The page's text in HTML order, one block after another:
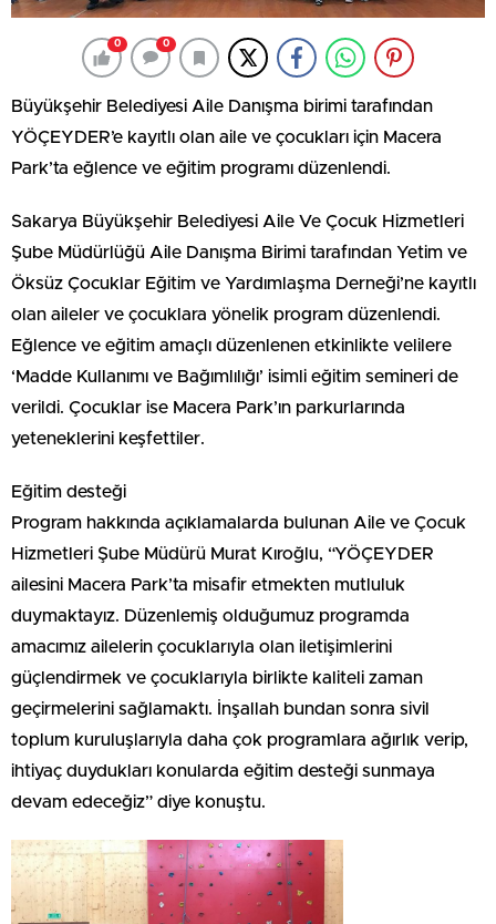
0 0
Büyükşehir Belediyesi Aile Danışma birimi tarafından
YÖÇEYDER’e kayıtlı olan aile ve çocukları için Macera
Park’ta eğlence ve eğitim programı düzenlendi.
Sakarya Büyükşehir Belediyesi Aile Ve Çocuk Hizmetleri
Şube Müdürlüğü Aile Danışma Birimi tarafından Yetim ve
Öksüz Çocuklar Eğitim ve Yardımlaşma Derneği’ne kayıtlı
olan aileler ve çocuklara yönelik program düzenlendi.
Eğlence ve eğitim amaçlı düzenlenen etkinlikte velilere
‘Madde Kullanımı ve Bağımlılığı’ isimli eğitim semineri de
verildi. Çocuklar ise Macera Park’ın parkurlarında
yeteneklerini keşfettiler.
Eğitim desteği
Program hakkında açıklamalarda bulunan Aile ve Çocuk
Hizmetleri Şube Müdürü Murat Kıroğlu, “YÖÇEYDER
ailesini Macera Park’ta misafir etmekten mutluluk
duymaktayız. Düzenlemiş olduğumuz programda
amacımız ailelerin çocuklarıyla olan iletişimlerini
güçlendirmek ve çocuklarıyla birlikte kaliteli zaman
geçirmelerini sağlamaktı. İnşallah bundan sonra sivil
toplum kuruluşlarıyla daha çok programlara ağırlık verip,
ihtiyaç duydukları konularda eğitim desteği sunmaya
devam edeceğiz” diye konuştu.